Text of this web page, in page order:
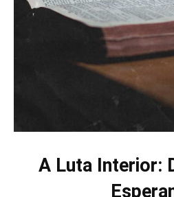
A Luta Interior: